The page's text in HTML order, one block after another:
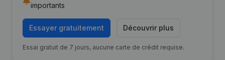
importants
Essayer gratuitement Découvrir plus
Essai gratuit de 7 jours, aucune carte de crédit requise.